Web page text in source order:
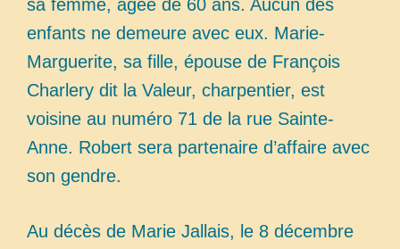
sa femme, âgée de 60 ans. Aucun des
enfants ne demeure avec eux. Marie-
Marguerite, sa fille, épouse de François
Charlery dit la Valeur, charpentier, est
voisine au numéro 71 de la rue Sainte-
Anne. Robert sera partenaire d’affaire avec
son gendre.
Au décès de Marie Jallais, le 8 décembre